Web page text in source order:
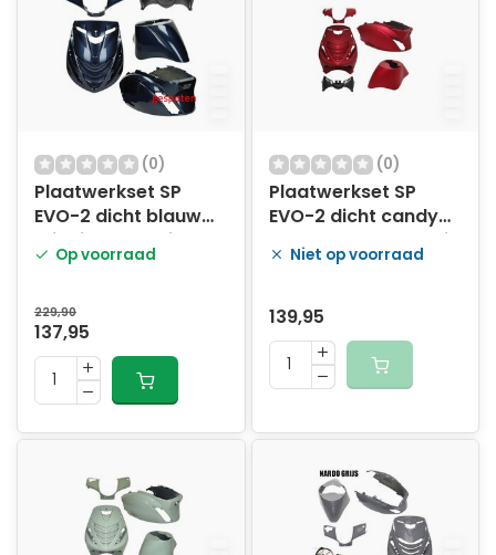
(0)
Plaatwerkset SP
EVO-2 dicht blauw
midnight 5-delig
Op voorraad
229,90
137,95
(0)
Plaatwerkset SP
EVO-2 dicht candy
red rood mat 5-delig
Niet op voorraad
139,95